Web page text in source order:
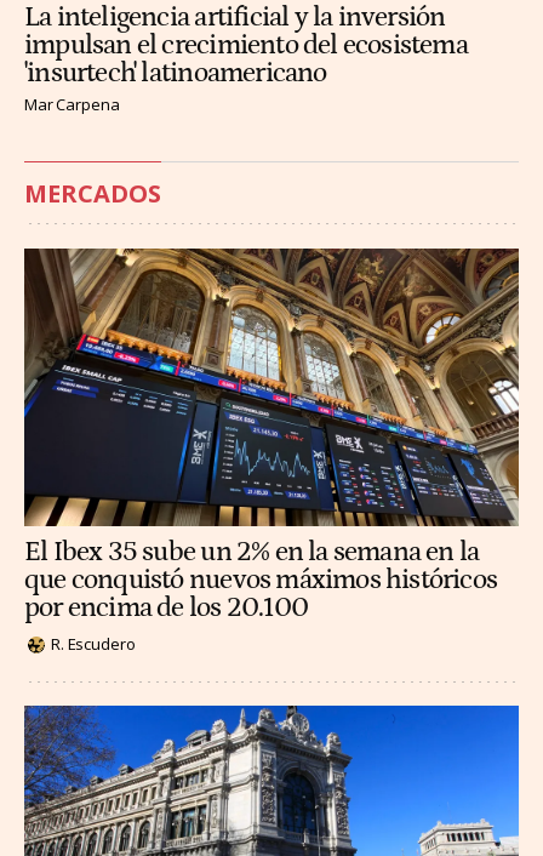
La inteligencia artificial y la inversión
impulsan el crecimiento del ecosistema
'insurtech' latinoamericano
Mar Carpena
MERCADOS
El Ibex 35 sube un 2% en la semana en la
que conquistó nuevos máximos históricos
por encima de los 20.100
R. Escudero